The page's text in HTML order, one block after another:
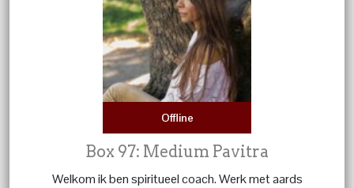
Offline
Box 97: Medium Pavitra
Welkom ik ben spiritueel coach. Werk met aards